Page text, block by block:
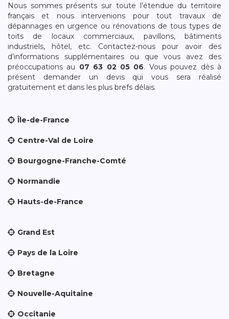
Nous sommes présents sur toute l’étendue du territoire
français et nous intervenions pour tout travaux de
dépannages en urgence ou rénovations de tous types de
toits de locaux commerciaux, pavillons, bâtiments
industriels, hôtel, etc. Contactez-nous pour avoir des
d’informations supplémentaires ou que vous avez des
préoccupations au 07 63 02 05 06. Vous pouvez dès à
présent demander un devis qui vous sera réalisé
gratuitement et dans les plus brefs délais.
Île-de-France
Centre-Val de Loire
Bourgogne-Franche-Comté
Normandie
Hauts-de-France
Grand Est
Pays de la Loire
Bretagne
Nouvelle-Aquitaine
Occitanie